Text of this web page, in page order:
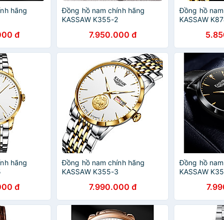
hãng
đ
Đồng hồ nam chính hãng
KASSAW K355-2
7.950.000 đ
Đồng hồ
KASSAW
hãng
đ
Đồng hồ nam chính hãng
KASSAW K355-3
7.990.000 đ
Đồng hồ
KASSAW